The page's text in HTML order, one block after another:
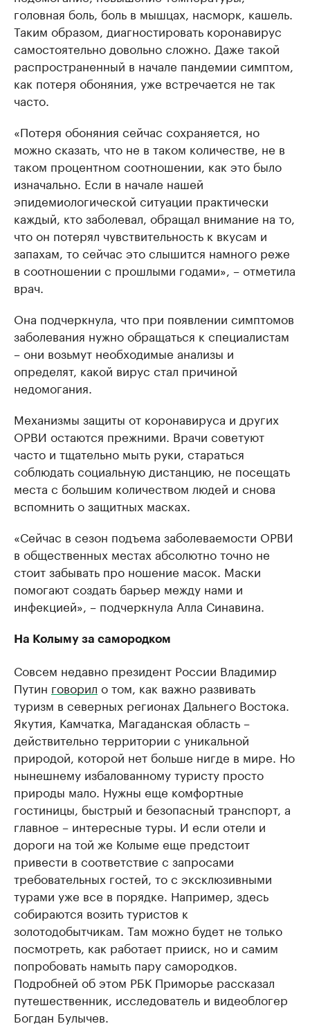
головная боль, боль в мышцах, насморк, кашель.
Таким образом, диагностировать коронавирус
самостоятельно довольно сложно. Даже такой
распространенный в начале пандемии симптом,
как потеря обоняния, уже встречается не так
часто.
«Потеря обоняния сейчас сохраняется, но
можно сказать, что не в таком количестве, не в
таком процентном соотношении, как это было
изначально. Если в начале нашей
эпидемиологической ситуации практически
каждый, кто заболевал, обращал внимание на то,
что он потерял чувствительность к вкусам и
запахам, то сейчас это слышится намного реже
в соотношении с прошлыми годами», – отметила
врач.
Она подчеркнула, что при появлении симптомов
заболевания нужно обращаться к специалистам
– они возьмут необходимые анализы и
определят, какой вирус стал причиной
недомогания.
Механизмы защиты от коронавируса и других
ОРВИ остаются прежними. Врачи советуют
часто и тщательно мыть руки, стараться
соблюдать социальную дистанцию, не посещать
места с большим количеством людей и снова
вспомнить о защитных масках.
«Сейчас в сезон подъема заболеваемости ОРВИ
в общественных местах абсолютно точно не
стоит забывать про ношение масок. Маски
помогают создать барьер между нами и
инфекцией», – подчеркнула Алла Синавина.
На Колыму за самородком
Совсем недавно президент России Владимир
Путин говорил о том, как важно развивать
туризм в северных регионах Дальнего Востока.
Якутия, Камчатка, Магаданская область –
действительно территории с уникальной
природой, которой нет больше нигде в мире. Но
нынешнему избалованному туристу просто
природы мало. Нужны еще комфортные
гостиницы, быстрый и безопасный транспорт, а
главное – интересные туры. И если отели и
дороги на той же Колыме еще предстоит
привести в соответствие с запросами
требовательных гостей, то с эксклюзивными
турами уже все в порядке. Например, здесь
собираются возить туристов к
золотодобытчикам. Там можно будет не только
посмотреть, как работает прииск, но и самим
попробовать намыть пару самородков.
Подробней об этом РБК Приморье рассказал
путешественник, исследователь и видеоблогер
Богдан Булычев.